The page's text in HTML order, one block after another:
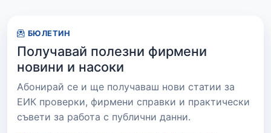
БЮЛЕТИН
Получавай полезни фирмени
новини и насоки
Абонирай се и ще получаваш нови статии за
ЕИК проверки, фирмени справки и практически
съвети за работа с публични данни.